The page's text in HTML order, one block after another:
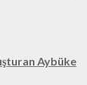
Aybüke